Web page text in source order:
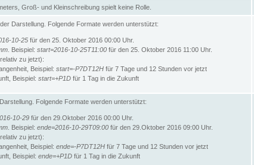
Groß- und Kleinschreibung spielt keine Rolle.
Darstellung. Folgende Formate werden unterstützt:
10-25 für den 25. Oktober 2016 00:00 Uhr.
. Beispiel: start=2016-10-25T11:00 für den 25. Oktober 2016 11:00 Uhr.
zu jetzt):
Beispiel: start=-P7DT12H für 7 Tage und 12 Stunden vor jetzt
Beispiel: start=+P1D für 1 Tag in die Zukunft
Folgende Formate werden unterstützt:
10-29 für den 29.Oktober 2016 00:00 Uhr.
. Beispiel: ende=2016-10-29T09:00 für den 29.Oktober 2016 09:00 Uhr.
zu jetzt):
Beispiel: ende=-P7DT12H für 7 Tage und 12 Stunden vor jetzt
Beispiel: ende=+P1D für 1 Tag in die Zukunft